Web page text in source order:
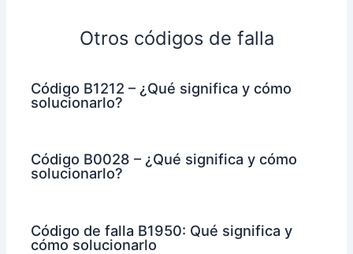
Otros códigos de falla
Código B1212 – ¿Qué significa y cómo
solucionarlo?
Código B0028 – ¿Qué significa y cómo
solucionarlo?
Código de falla B1950: Qué significa y
cómo solucionarlo